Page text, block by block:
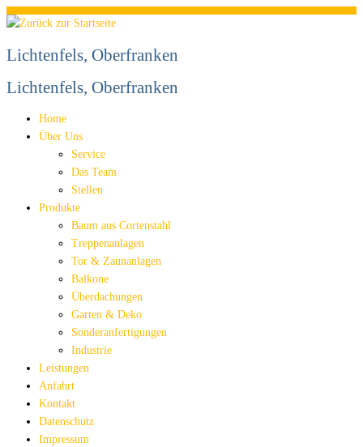
Zum
springen
Lichtenfels, Oberfranken
Lichtenfels, Oberfranken
Home
Über Uns
Service
Das Team
Stellen
Produkte
Baum aus Cortenstahl
Treppenanlagen
Tor & Zaunanlagen
Balkone
Überdachungen
Garten & Deko
Sonderanfertigungen
Industrie
Leistungen
Anfahrt
Kontakt
Datenschutz
Impressum